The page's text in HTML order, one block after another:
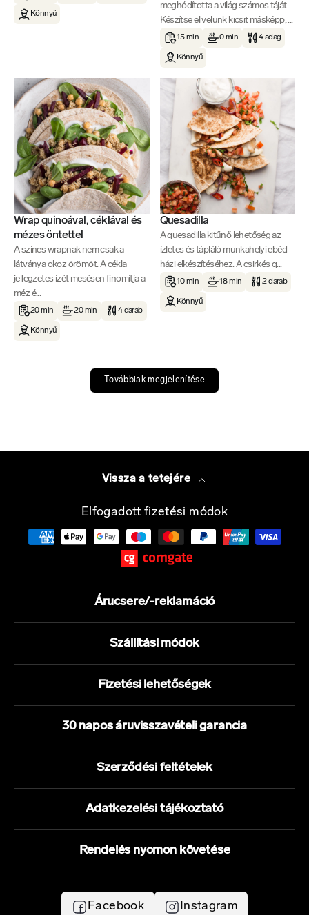
Könnyű
meghódította a világ számos táját.
Készítse el velünk kicsit másképp, ...
15 min 0 min 4 adag
Könnyű
Wrap quinoával, céklával és
mézes öntettel
A színes wrapnak nem csak a
látványa okoz örömöt. A cékla
jellegzetes ízét mesésen finomítja a
méz é...
20 min 20 min 4 darab
Könnyű
Quesadilla
A quesadilla kitűnő lehetőség az
ízletes és tápláló munkahelyi ebéd
házi elkészítéséhez. A csirkés q...
10 min 18 min 2 darab
Könnyű
Továbbiak megjelenítése
Vissza a tetejére
Elfogadott fizetési módok
Árucsere/-reklamáció
Szállítási módok
Fizetési lehetőségek
30 napos áruvisszavételi garancia
Szerződési feltételek
Adatkezelési tájékoztató
Rendelés nyomon követése
Facebook Instagram